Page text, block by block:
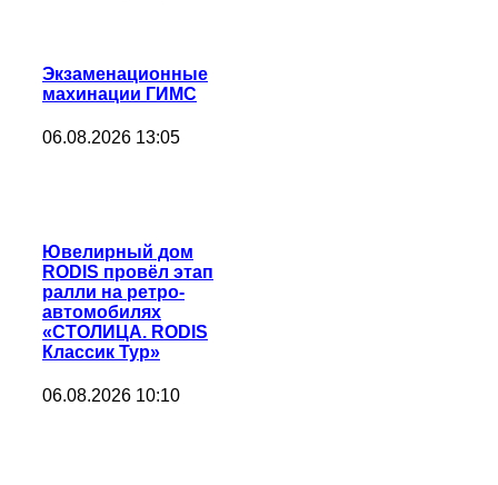
Экзаменационные
махинации ГИМС
06.08.2026 13:05
Ювелирный дом
RODIS провёл этап
ралли на ретро-
автомобилях
«СТОЛИЦА. RODIS
Классик Тур»
06.08.2026 10:10